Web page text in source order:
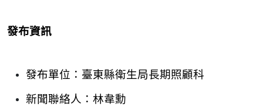
發布資訊
發布單位：臺東縣衛生局長期照顧科
新聞聯絡人：林韋勳